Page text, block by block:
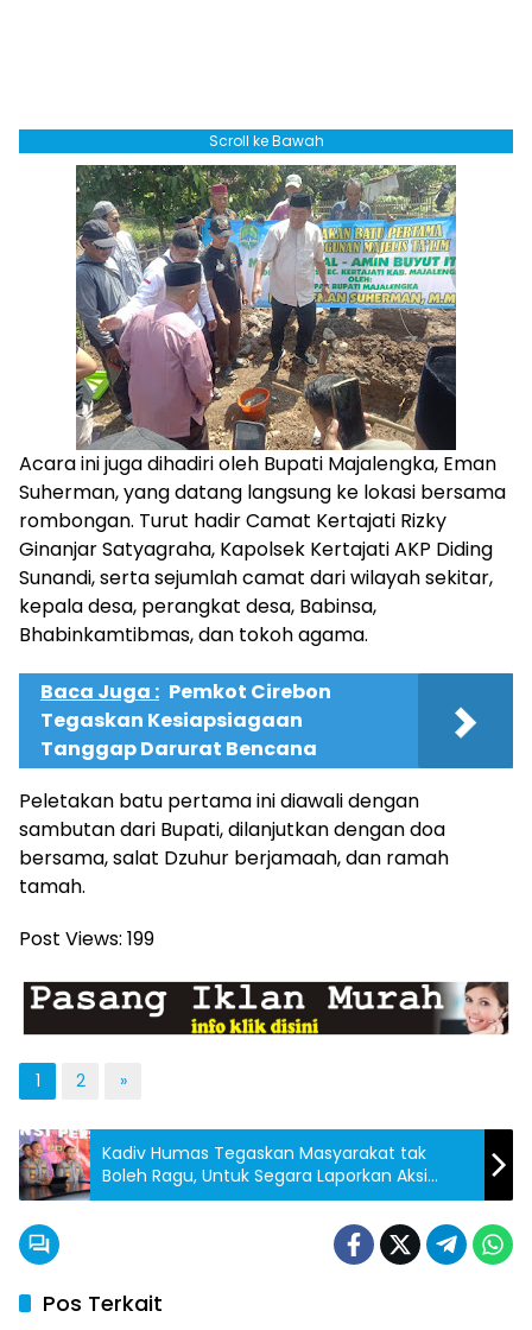
Scroll ke Bawah
Acara ini juga dihadiri oleh Bupati Majalengka, Eman
Suherman, yang datang langsung ke lokasi bersama
rombongan. Turut hadir Camat Kertajati Rizky
Ginanjar Satyagraha, Kapolsek Kertajati AKP Diding
Sunandi, serta sejumlah camat dari wilayah sekitar,
kepala desa, perangkat desa, Babinsa,
Bhabinkamtibmas, dan tokoh agama.
Baca Juga : Pemkot Cirebon
Tegaskan Kesiapsiagaan
Tanggap Darurat Bencana
Peletakan batu pertama ini diawali dengan
sambutan dari Bupati, dilanjutkan dengan doa
bersama, salat Dzuhur berjamaah, dan ramah
tamah.
Post Views: 199
1 2 »
Kadiv Humas Tegaskan Masyarakat tak
Boleh Ragu, Untuk Segara Laporkan Aksi
Premaniame Melalui Call Center atau WA
Pos Terkait